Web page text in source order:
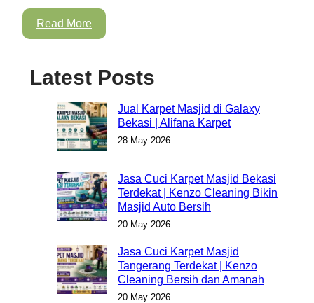
Read More
Latest Posts
Jual Karpet Masjid di Galaxy
Bekasi | Alifana Karpet
28 May 2026
Jasa Cuci Karpet Masjid Bekasi
Terdekat | Kenzo Cleaning Bikin
Masjid Auto Bersih
20 May 2026
Jasa Cuci Karpet Masjid
Tangerang Terdekat | Kenzo
Cleaning Bersih dan Amanah
20 May 2026